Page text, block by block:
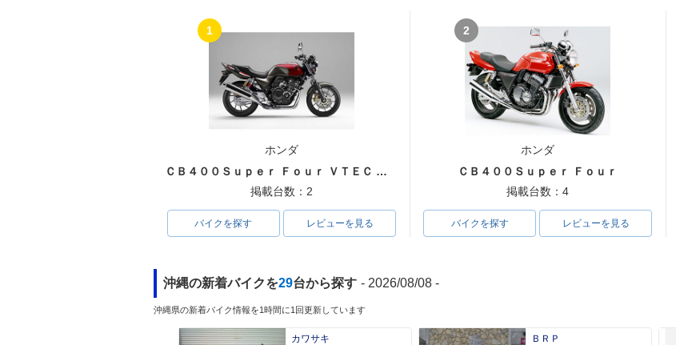
1
ホンダ
ＣＢ４００Ｓｕｐｅｒ Ｆｏｕｒ ＶＴＥＣ ＳＰＥＣ３
掲載台数：2
バイクを探す レビューを見る
2
ホンダ
ＣＢ４００Ｓｕｐｅｒ Ｆｏｕｒ
掲載台数：4
バイクを探す レビューを見る
沖縄の新着バイクを29台から探す - 2026/08/08 -
沖縄県の新着バイク情報を1時間に1回更新しています
カワサキ ＢＲＰ